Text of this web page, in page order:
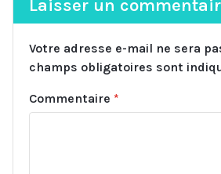
Laisser un
Votre adresse e-mail ne sera
champs obligatoires sont
Commentaire *